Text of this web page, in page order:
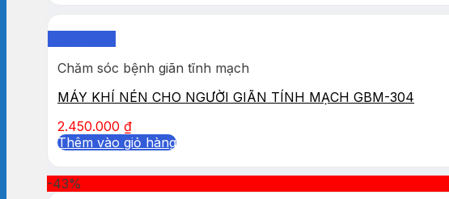
Chăm sóc bệnh giãn tĩnh mạch
MÁY KHÍ NÉN CHO NGƯỜI GIÃN TÍNH MẠCH GBM-304
2.450.000 ₫
Thêm vào giỏ hàng
-43%